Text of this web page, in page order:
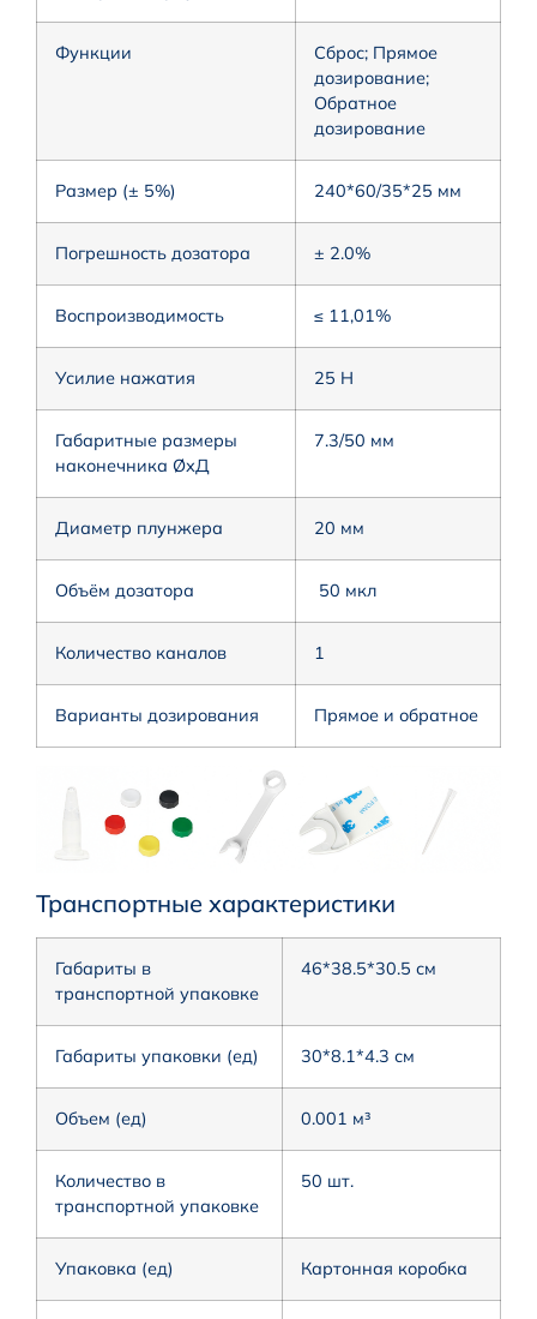
Функции
Сброс; Прямое
дозирование;
Обратное
дозирование
Размер (± 5%) 240*60/35*25 мм
Погрешность дозатора ± 2.0%
Воспроизводимость ≤ 11,01%
Усилие нажатия 25 Н
Габаритные размеры
наконечника ØхД
7.3/50 мм
Диаметр плунжера 20 мм
Объём дозатора 50 мкл
Количество каналов 1
Варианты дозирования Прямое и обратное
Транспортные характеристики
Габариты в
транспортной упаковке
46*38.5*30.5 см
Габариты упаковки (ед) 30*8.1*4.3 см
Объем (ед) 0.001 м³
Количество в
транспортной упаковке
50 шт.
Упаковка (ед) Картонная коробка